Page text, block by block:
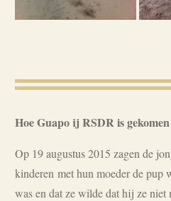
Hoe Guapo ij RSDR is gekomen
Op 19 augustus 2015 zagen de
kinderen met hun moeder de pup
was en dat ze wilde dat hij ze niet